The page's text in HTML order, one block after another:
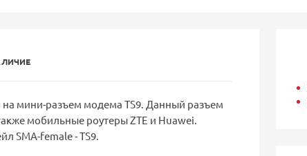
на мини-разъем модема TS9. Данный разъем
мобильные роутеры ZTE и Huawei.
SMA-female - TS9.